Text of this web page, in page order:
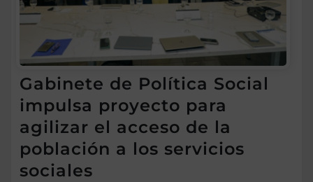
Gabinete de Política Social
impulsa proyecto para
agilizar el acceso de la
población a los servicios
sociales